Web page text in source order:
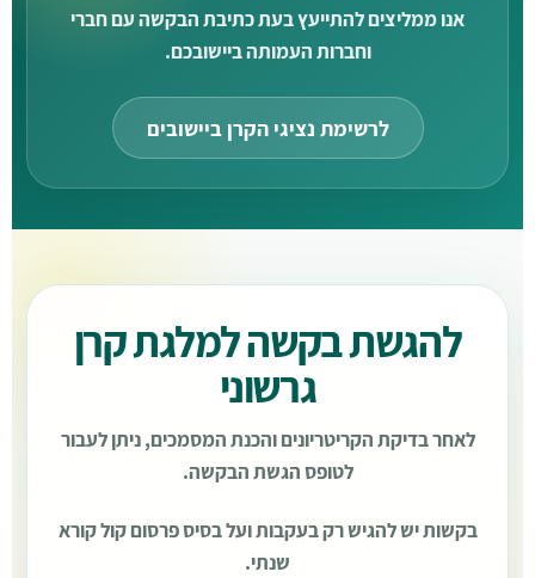
אנו ממליצים להתייעץ בעת כתיבת הבקשה עם חברי
וחברות העמותה ביישובכם.
לרשימת נציגי הקרן ביישובים
להגשת בקשה למלגת קרן
גרשוני
לאחר בדיקת הקריטריונים והכנת המסמכים, ניתן לעבור
לטופס הגשת הבקשה.
בקשות יש להגיש רק בעקבות ועל בסיס פרסום קול קורא
שנתי.